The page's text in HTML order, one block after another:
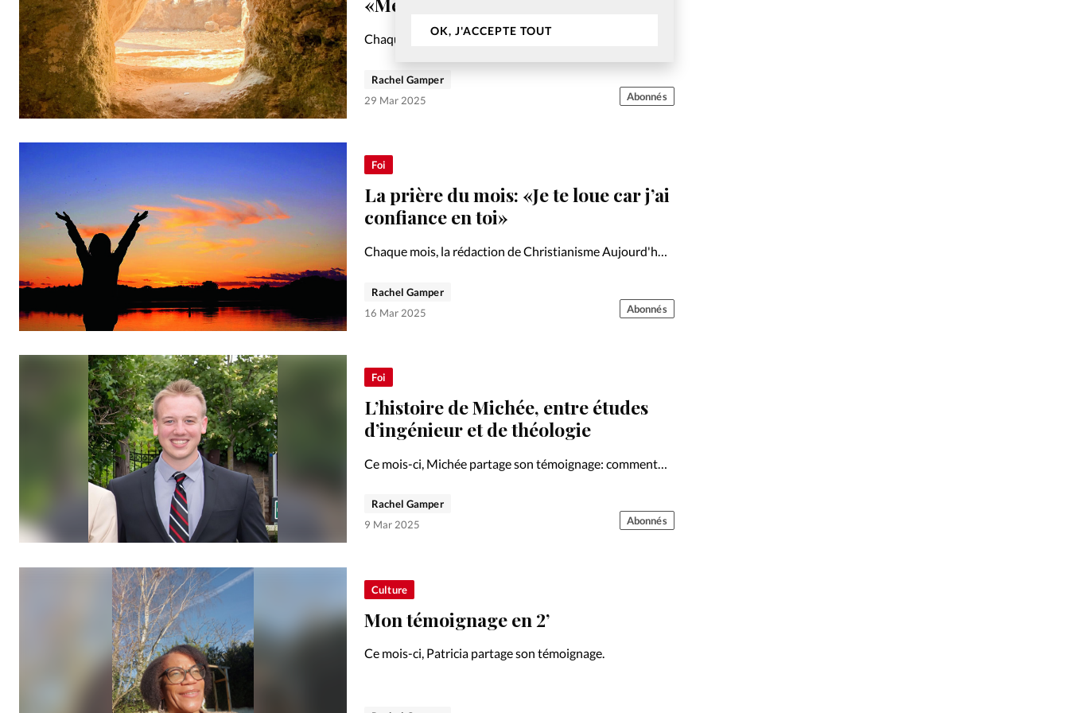
OK, J'ACCEPTE TOUT
Chaque mois, la rédaction de Christianisme Aujourd'hui
Rachel Gamper
29 Mar 2025
Abonnés
Foi
La prière du mois: «Je te loue car j’ai
confiance en toi»
Chaque mois, la rédaction de Christianisme Aujourd'hui
Rachel Gamper
16 Mar 2025
Abonnés
Foi
L’histoire de Michée, entre études
d’ingénieur et de théologie
Ce mois-ci, Michée partage son témoignage: comment
études en pause?
Rachel Gamper
9 Mar 2025
Abonnés
Culture
Mon témoignage en 2’
Ce mois-ci, Patricia partage son témoignage.